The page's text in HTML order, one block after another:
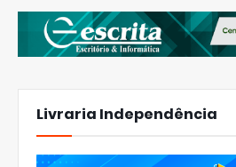
Livraria Independência